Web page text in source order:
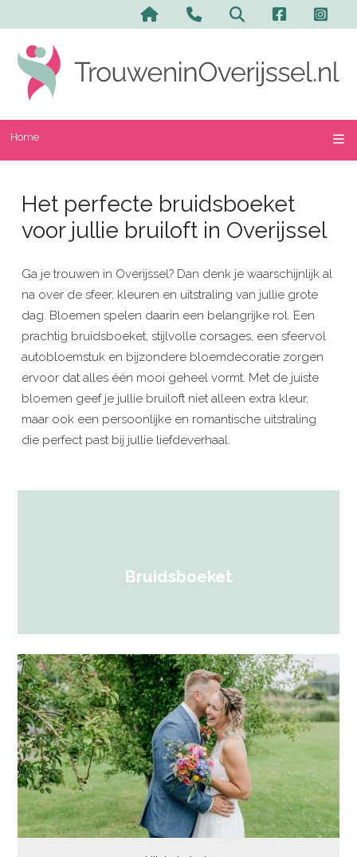
Home
Het perfecte bruidsboeket
voor jullie bruiloft in Overijssel
Ga je trouwen in Overijssel? Dan denk je waarschijnlijk al
na over de sfeer, kleuren en uitstraling van jullie grote
dag. Bloemen spelen daarin een belangrijke rol. Een
prachtig bruidsboeket, stijlvolle corsages, een sfeervol
autobloemstuk en bijzondere bloemdecoratie zorgen
ervoor dat alles één mooi geheel vormt. Met de juiste
bloemen geef je jullie bruiloft niet alleen extra kleur,
maar ook een persoonlijke en romantische uitstraling
die perfect past bij jullie liefdeverhaal.
Bruidsboeket